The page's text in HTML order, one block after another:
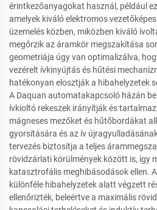
érintkezőanyagokat használ, például
amelyek kiváló elektromos
üzemelés közben, miközben kiváló
megőrzik az áramkör megszakítása
geometriája úgy van optimalizálva,
vezérelt ívkinyújtás és hűtési
hatékonyan elosztják a hibahelyzetek
A Daquan automatakapcsoló házán
ívkioltó rekeszek irányítják és
mágneses mezőket és hűtőbordákat
gyorsítására és az ív
tervezés biztosítja a teljes
rövidzárlati körülmények között is, így
katasztrofális meghibásodások ellen.
különféle hibahelyzetek alatt végzett
ellenőrizték, beleértve a maximális